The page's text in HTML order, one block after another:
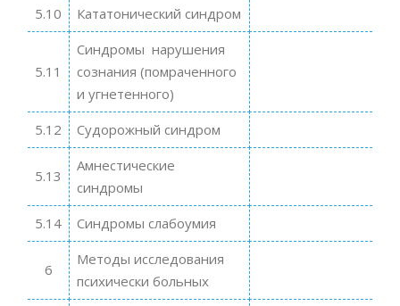
5.10
Кататонический синдром
5.11
Синдромы нарушения
сознания (помраченного
и угнетенного)
5.12
Судорожный синдром
5.13
Амнестические
синдромы
5.14
Синдромы слабоумия
6
Методы исследования
психически больных